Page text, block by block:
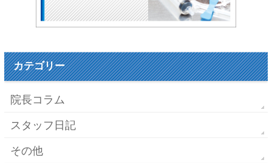
カテゴリー
院長コラム
スタッフ日記
その他